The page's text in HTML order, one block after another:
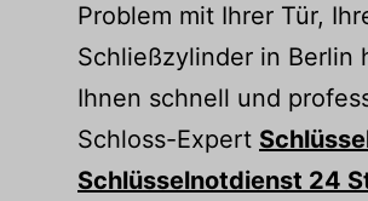
Problem mit Ihrer Tür,
Schließzylinder in Berlin
Ihnen schnell und
Schloss-Expert
Schlüsselnotdienst 24